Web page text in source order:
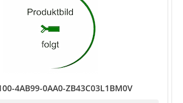
4AB99-0AA0-ZB43C03L1BM0V